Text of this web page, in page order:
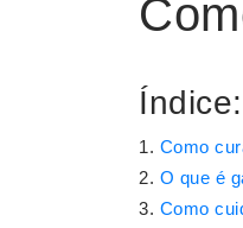
Índice:
Como
O que é
Como